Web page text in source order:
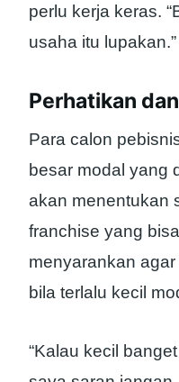
perlu kerja keras.
usaha itu lupakan.”
Perhatikan
Para calon
besar modal yang
akan menentukan
franchise yang
menyarankan
bila terlalu kecil
“Kalau kecil